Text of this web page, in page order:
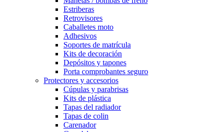
Estriberas
Retrovisores
Caballetes moto
Adhesivos
Soportes de matrícula
Kits de decoración
Depósitos y tapones
Porta comprobantes seguro
Protectores y accesorios
Cúpulas y parabrisas
Kits de plástica
Tapas del radiador
Tapas de colin
Carenador